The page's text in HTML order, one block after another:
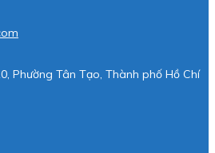
Phường Tân Tạo, Thành phố Hồ Chí